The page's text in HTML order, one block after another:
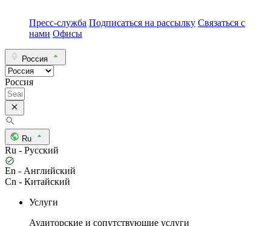
Пресс-служба Подписаться на рассылку Связаться с
нами Офисы
Россия
Россия
Ru
Ru - Русский
En - Английский
Cn - Китайский
Услуги
Аудиторские и сопутствующие услуги